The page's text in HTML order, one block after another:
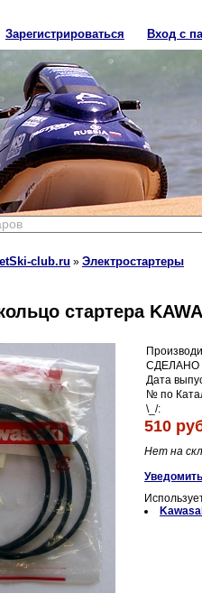
Зарегистрироваться Вход с
club.ru » Электростартеры
стартера
СДЕЛАНО
Дата
№ по
\_/:
510
Нет на